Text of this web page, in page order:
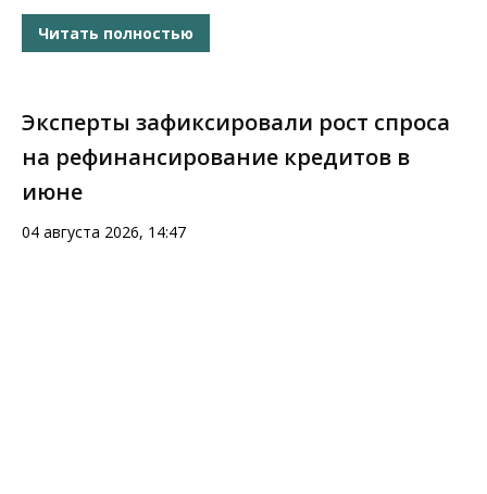
Читать полностью
Эксперты зафиксировали рост спроса
на рефинансирование кредитов в
июне
04 августа 2026, 14:47